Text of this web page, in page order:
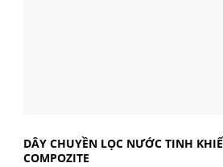
DÂY CHUYỀN LỌC NƯỚC TINH
COMPOZITE